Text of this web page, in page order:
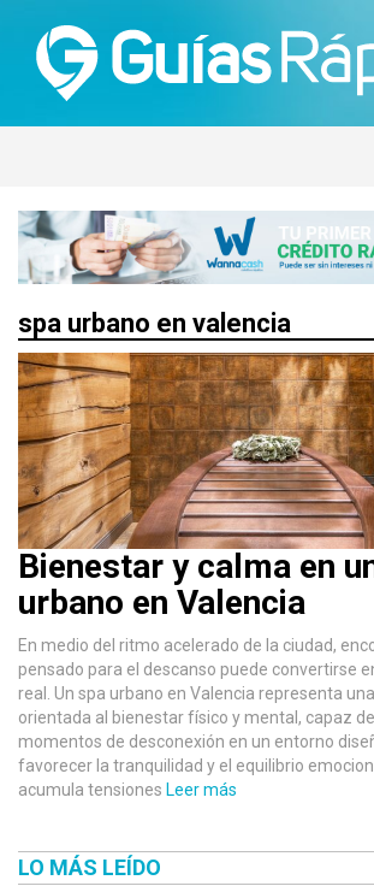
spa urbano en valencia
Bienestar y calma en
urbano en Valencia
En medio del ritmo acelerado de la ciudad,
pensado para el descanso puede convertirse
real. Un spa urbano en Valencia representa
orientada al bienestar físico y mental, capaz
momentos de desconexión en un entorno
favorecer la tranquilidad y el equilibrio
acumula tensiones Leer más
LO MÁS LEÍDO